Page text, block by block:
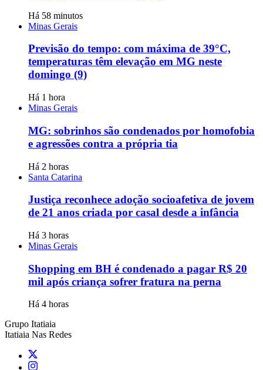
Há 58 minutos
Minas Gerais
Previsão do tempo: com máxima de 39°C,
temperaturas têm elevação em MG neste
domingo (9)
Há 1 hora
Minas Gerais
MG: sobrinhos são condenados por homofobia
e agressões contra a própria tia
Há 2 horas
Santa Catarina
Justiça reconhece adoção socioafetiva de jovem
de 21 anos criada por casal desde a infância
Há 3 horas
Minas Gerais
Shopping em BH é condenado a pagar R$ 20
mil após criança sofrer fratura na perna
Há 4 horas
Grupo Itatiaia
Itatiaia Nas Redes